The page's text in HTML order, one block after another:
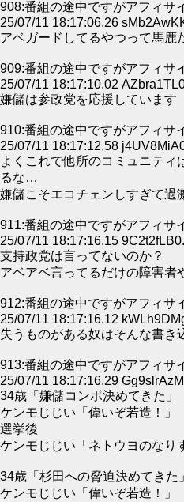
908:番組の途中ですがアフィサ
25/07/11 18:17:06.26
アベガードしてるやつって馬鹿
909:番組の途中ですがアフィサ
25/07/11 18:17:10.02
嫌儲は参政党を応援しています
910:番組の途中ですがアフィサ
25/07/11 18:17:12.58
よくこれで他所のコミュニティ
るな…
嫌儲こそエコチェンしすぎて過
911:番組の途中ですがアフィサ
25/07/11 18:17:16.15
支持政党は言ってないのか？
アベアベ言ってるだけの障害者
912:番組の途中ですがアフィサ
25/07/11 18:17:16.12
失うものがある奴はそんな書き
913:番組の途中ですがアフィサ
25/07/11 18:17:16.29
34歳「嫌儲コンボ決めてきた」
ケンモじじい「偉いぞ若造！」
選挙後
ケンモじじい「ネトウヨのなり
34歳「杉田への脅迫決めてきた」
ケンモじじい「偉いぞ若造！」